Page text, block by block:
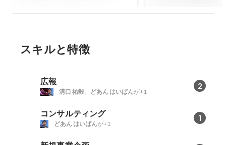
スキルと特徴
広報 2
溝口 祐毅、 どあん はいばんが+1
コンサルティング 1
どあん はいばんが+1